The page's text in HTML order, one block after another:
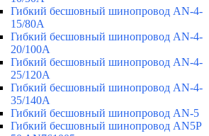
Гибкий бесшовный шинопровод AN-4-
15/80A
Гибкий бесшовный шинопровод AN-4-
20/100A
Гибкий бесшовный шинопровод AN-4-
25/120A
Гибкий бесшовный шинопровод AN-4-
35/140A
Гибкий бесшовный шинопровод AN-5
Гибкий бесшовный шинопровод AN5P